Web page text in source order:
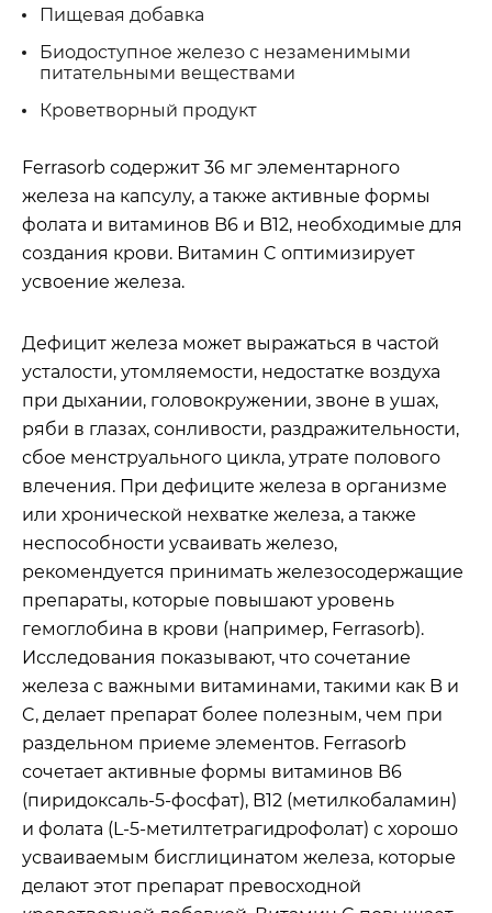
Пищевая добавка
Биодоступное железо с незаменимыми
питательными веществами
Кроветворный продукт
Ferrasorb содержит 36 мг элементарного
железа на капсулу, а также активные формы
фолата и витаминов B6 и B12, необходимые для
создания крови. Витамин C оптимизирует
усвоение железа.
Дефицит железа может выражаться в частой
усталости, утомляемости, недостатке воздуха
при дыхании, головокружении, звоне в ушах,
ряби в глазах, сонливости, раздражительности,
сбое менструального цикла, утрате полового
влечения. При дефиците железа в организме
или хронической нехватке железа, а также
неспособности усваивать железо,
рекомендуется принимать железосодержащие
препараты, которые повышают уровень
гемоглобина в крови (например, Ferrasorb).
Исследования показывают, что сочетание
железа с важными витаминами, такими как B и
C, делает препарат более полезным, чем при
раздельном приеме элементов. Ferrasorb
сочетает активные формы витаминов B6
(пиридоксаль-5-фосфат), B12 (метилкобаламин)
и фолата (L-5-метилтетрагидрофолат) с хорошо
усваиваемым бисглицинатом железа, которые
делают этот препарат превосходной